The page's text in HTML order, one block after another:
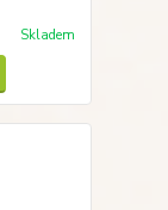
Skladem